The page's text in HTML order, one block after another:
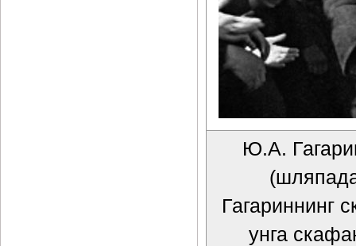
Ю.А.
Гагариннинг
унга